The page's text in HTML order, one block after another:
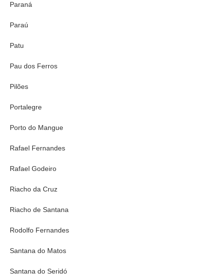
Paraná
Paraú
Patu
Pau dos Ferros
Pilões
Portalegre
Porto do Mangue
Rafael Fernandes
Rafael Godeiro
Riacho da Cruz
Riacho de Santana
Rodolfo Fernandes
Santana do Matos
Santana do Seridó